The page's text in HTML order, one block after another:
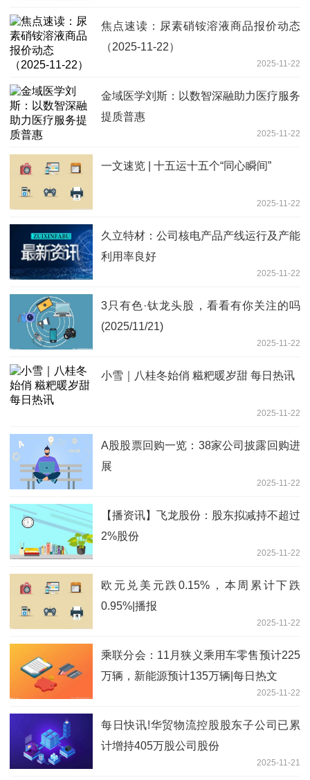
焦点速读：尿素硝铵溶液商品报价动态
（2025-11-22）
2025-11-22
金域医学刘斯：以数智深融助力医疗服务
提质普惠
2025-11-22
一文速览 | 十五运十五个“同心瞬间”
2025-11-22
久立特材：公司核电产品产线运行及产能
利用率良好
2025-11-22
3只有色·钛龙头股，看看有你关注的吗
(2025/11/21)
2025-11-22
小雪｜八桂冬始俏 糍粑暖岁甜 每日热讯
2025-11-22
A股股票回购一览：38家公司披露回购进
展
2025-11-22
【播资讯】飞龙股份：股东拟减持不超过
2%股份
2025-11-22
欧元兑美元跌0.15%，本周累计下跌
0.95%|播报
2025-11-22
乘联分会：11月狭义乘用车零售预计225
万辆，新能源预计135万辆|每日热文
2025-11-22
每日快讯!华贸物流控股股东子公司已累
计增持405万股公司股份
2025-11-21